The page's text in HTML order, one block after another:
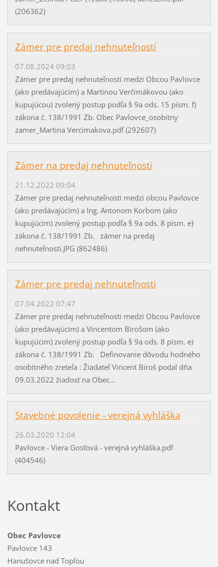
(206362)
Zámer pre predaj nehnuteľností
07.08.2024 09:03
Zámer pre predaj nehnuteľností medzi Obcou Pavlovce
(ako predávajúcim) a Martinou Verčimákovou (ako
kupujúcou) zvolený postup podľa § 9a ods. 15 písm. f)
zákona č. 138/1991 Zb. Obec Pavlovce_osobitny
zamer_Martina Vercimakova.pdf (292607)
Zámer na predaj nehnuteľnosti
21.12.2022 09:04
Zámer pre predaj nehnuteľnosti medzi obcou Pavlovce
(ako predávajúcim) a Ing. Antonom Korbom (ako
kupujúcim) zvolený postup podľa § 9a ods. 8 písm. e}
zákona č. 138/1991 Zb. zámer na predaj
nehnuteľnosti.JPG (862486)
Zámer pre predaj nehnuteľnosti
07.04.2022 07:47
Zámer pre predaj nehnuteľnosti medzi Obcou Pavlovce
(ako predávajúcim) a Vincentom Birošom (ako
kupujúcim) zvolený postup podľa § 9a ods. 8 písm. e)
zákona č. 138/1991 Zb. Definovanie dôvodu hodného
osobitného zreteľa : Žiadateľ Vincent Biroš podal dňa
09.03.2022 žiadosť na Obec...
Stavebné povolenie - verejná vyhláška
26.03.2020 12:04
Pavlovce - Viera Gosťová - verejná vyhláška.pdf
(404546)
Kontakt
Obec Pavlovce
Pavlovce 143
Hanušovce nad Topľou